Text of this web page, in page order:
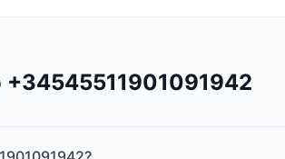
+34545511901091942